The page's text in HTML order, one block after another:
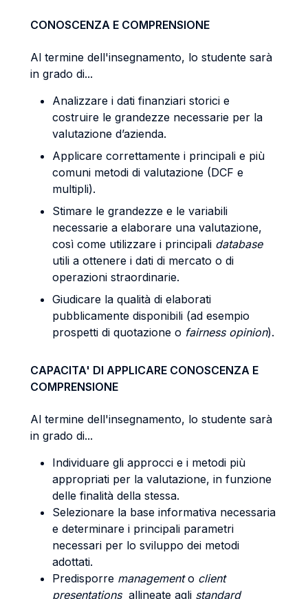
CONOSCENZA E COMPRENSIONE
Al termine dell'insegnamento, lo studente sarà
in grado di...
Analizzare i dati finanziari storici e
costruire le grandezze necessarie per la
valutazione d’azienda.
Applicare correttamente i principali e più
comuni metodi di valutazione (DCF e
multipli).
Stimare le grandezze e le variabili
necessarie a elaborare una valutazione,
così come utilizzare i principali database
utili a ottenere i dati di mercato o di
operazioni straordinarie.
Giudicare la qualità di elaborati
pubblicamente disponibili (ad esempio
prospetti di quotazione o fairness opinion).
CAPACITA' DI APPLICARE CONOSCENZA E
COMPRENSIONE
Al termine dell'insegnamento, lo studente sarà
in grado di...
Individuare gli approcci e i metodi più
appropriati per la valutazione, in funzione
delle finalità della stessa.
Selezionare la base informativa necessaria
e determinare i principali parametri
necessari per lo sviluppo dei metodi
adottati.
Predisporre managemento client
presentations allineate agli standard